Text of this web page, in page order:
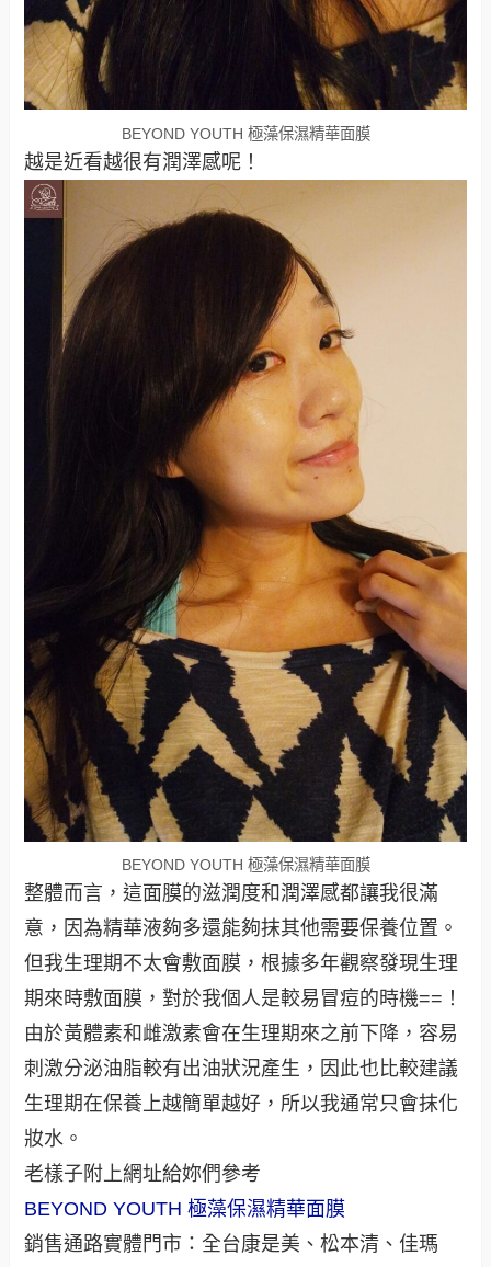
BEYOND YOUTH 極藻保濕精華面膜
越是近看越很有潤澤感呢！
BEYOND YOUTH 極藻保濕精華面膜
整體而言，這面膜的滋潤度和潤澤感都讓我很滿
意，因為精華液夠多還能夠抹其他需要保養位置。
但我生理期不太會敷面膜，根據多年觀察發現生理
期來時敷面膜，對於我個人是較易冒痘的時機==！
由於黃體素和雌激素會在生理期來之前下降，容易
刺激分泌油脂較有出油狀況產生，因此也比較建議
生理期在保養上越簡單越好，所以我通常只會抹化
妝水。
老樣子附上網址給妳們參考
BEYOND YOUTH 極藻保濕精華面膜
銷售通路實體門市：全台康是美、松本清、佳瑪